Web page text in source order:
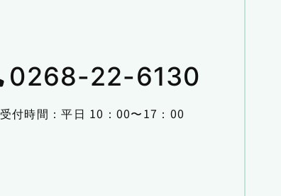
0268-22-6130
受付時間：平日 10：00〜17：00